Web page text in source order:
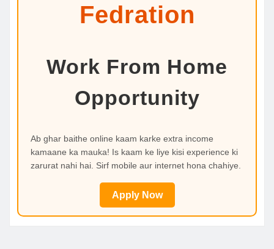
Fedration
Work From Home
Opportunity
Ab ghar baithe online kaam karke extra income
kamaane ka mauka! Is kaam ke liye kisi experience ki
zarurat nahi hai. Sirf mobile aur internet hona chahiye.
Apply Now